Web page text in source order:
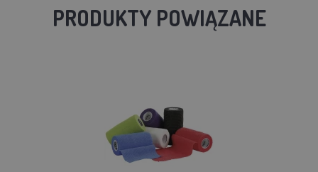
PRODUKTY POWIĄZANE